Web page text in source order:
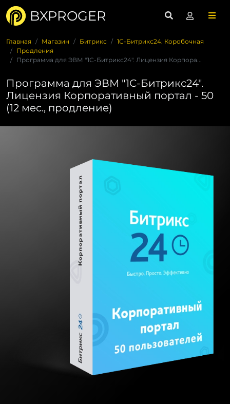
BXPROGER
Главная Магазин Битрикс
1C-Битрикс24. Коробочная
Продления
Программа для ЭВМ "1С-Битрикс24". Лицензия Корпора...
Программа для ЭВМ "1С-Битрикс24".
Лицензия Корпоративный портал - 50
(12 мес., продление)